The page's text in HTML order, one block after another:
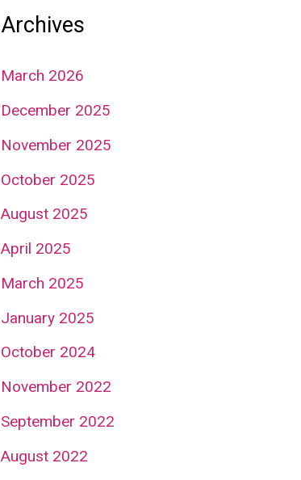
Archives
March 2026
December 2025
November 2025
October 2025
August 2025
April 2025
March 2025
January 2025
October 2024
November 2022
September 2022
August 2022